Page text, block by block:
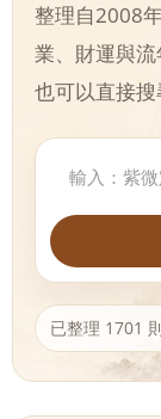
整理自2008
業、財運與
也可以直接搜
已整理 1701